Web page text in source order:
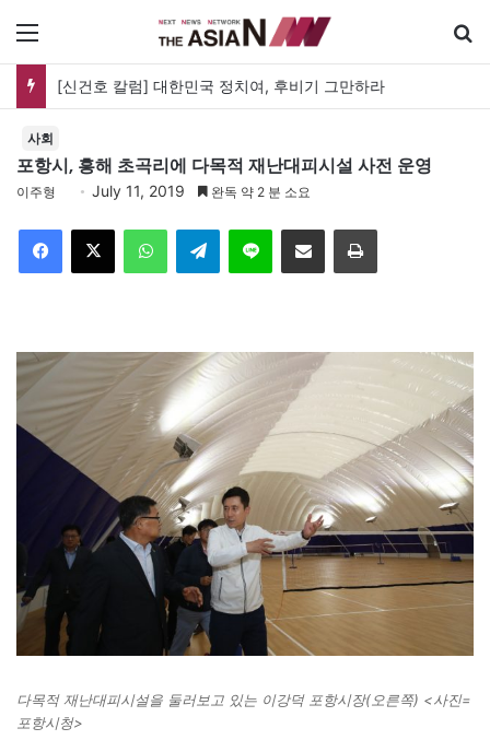
[신건호 칼럼] 대한민국 정치여, 후비기 그만하라
사회
포항시, 흥해 초곡리에 다목적 재난대피시설 사전 운영
이주형 July 11, 2019 완독 약 2 분 소요
Telegram 이메일
다목적 재난대피시설을 둘러보고 있는 이강덕 포항시장(오른쪽) <사진=
포항시청>